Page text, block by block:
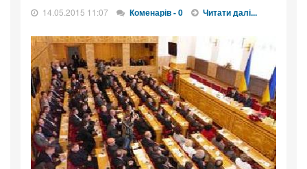
14.05.2015 11:07 Коменарів - 0 Читати далі...